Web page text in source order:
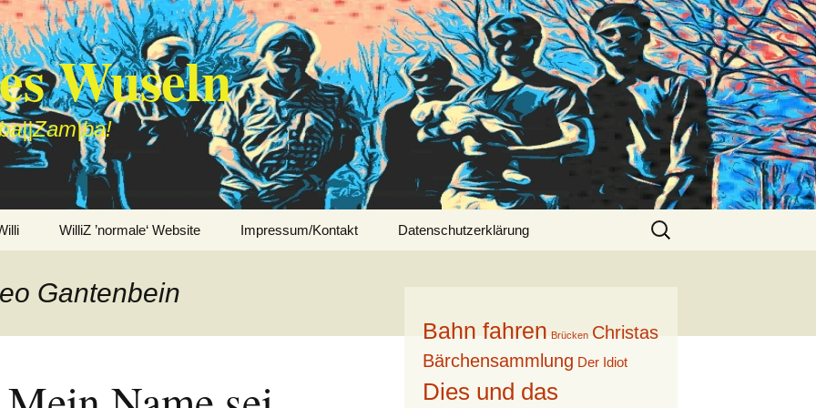
Wuseln
WilliZ ’normale‘ Website Impressum/Kontakt Datenschutzerklärung
Suche
nach:
Gantenbein
Bahn fahren Brücken Christas
Bärchensammlung Der Idiot
Dies und das